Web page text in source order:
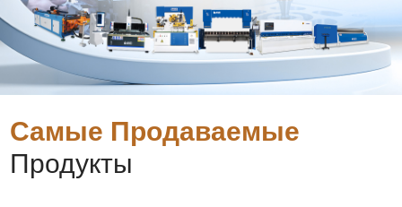
Самые Продаваемые
Продукты